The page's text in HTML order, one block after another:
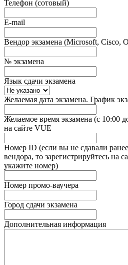
Телефон (сотовый)
E-mail
Вендор экзамена (Microsoft, Cisco,
№ экзамена
Язык сдачи экзамена
Желаемая дата экзамена. График
Желаемое время экзамена (с 10:00
на сайте VUE
Номер ID (если вы не сдавали
вендора, то зарегистрируйтесь на
укажите номер)
Номер промо-ваучера
Город сдачи экзамена
Дополнительная информация